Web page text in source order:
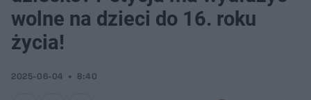
wolne na dzieci do 16. roku
życia!
2025-06-04 8:40